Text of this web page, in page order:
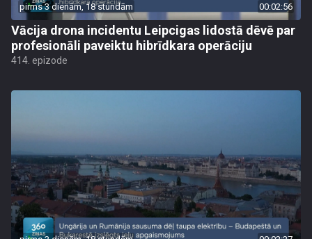
pirms 3 dienām, 18 stundām 00:02:56
Vācija drona incidentu Leipcigas lidostā dēvē par
profesionāli paveiktu hibrīdkara operāciju
414. epizode